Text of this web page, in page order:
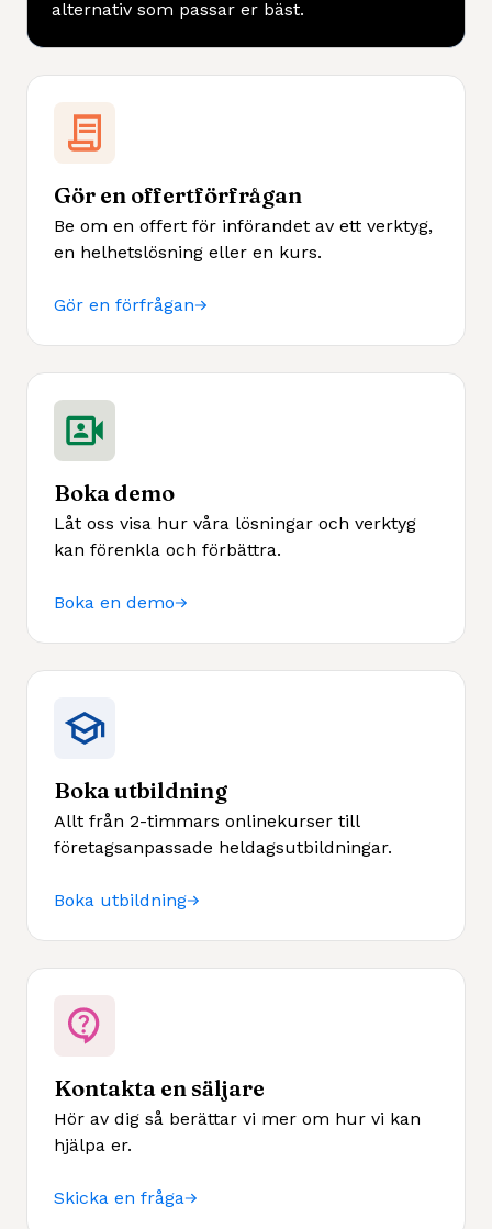
alternativ som passar er bäst.
Gör en offertförfrågan
Be om en offert för införandet av ett verktyg,
en helhetslösning eller en kurs.
Gör en förfrågan
Boka demo
Låt oss visa hur våra lösningar och verktyg
kan förenkla och förbättra.
Boka en demo
Boka utbildning
Allt från 2-timmars onlinekurser till
företagsanpassade heldagsutbildningar.
Boka utbildning
Kontakta en säljare
Hör av dig så berättar vi mer om hur vi kan
hjälpa er.
Skicka en fråga